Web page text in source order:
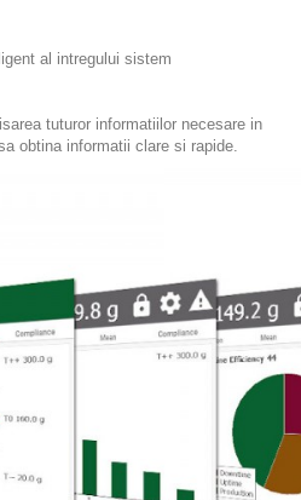
al intregului sistem
tuturor informatiilor necesare in
obtina informatii clare si rapide.